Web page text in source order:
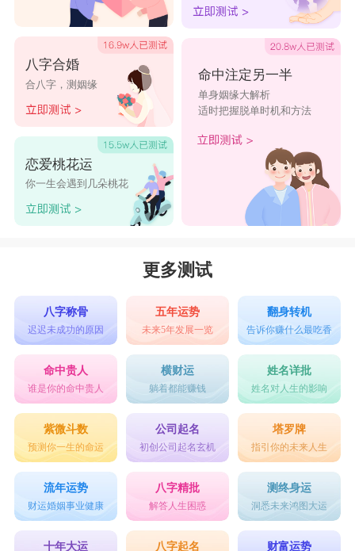
八字合婚
合八字，测姻缘
恋爱桃花运
你一生会遇到几朵桃花
命中注定另一半
单身姻缘大解析
适时把握脱单时机和方法
更多测试
八字称骨
迟迟未成功的原因
五年运势
未来5年发展一览
翻身转机
告诉你赚什么最吃香
命中贵人
谁是你的命中贵人
横财运
躺着都能赚钱
姓名详批
姓名对人生的影响
紫微斗数
预测你一生的命运
公司起名
初创公司起名玄机
塔罗牌
指引你的未来人生
流年运势
财运婚姻事业健康
八字精批
解答人生困惑
测终身运
洞悉未来鸿图大运
十年大运 八字起名 财富运势